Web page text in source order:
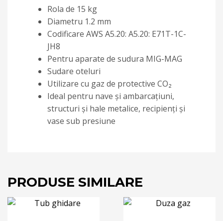
Rola de 15 kg
Diametru 1.2 mm
Codificare AWS A5.20: A5.20: E71T-1C-
JH8
Pentru aparate de sudura MIG-MAG
Sudare oteluri
Utilizare cu gaz de protective CO₂
Ideal pentru nave şi ambarcaţiuni,
structuri şi hale metalice, recipienţi şi
vase sub presiune
PRODUSE SIMILARE